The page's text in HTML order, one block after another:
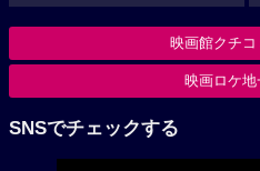
映画館クチ
映画ロケ
SNSでチェックする